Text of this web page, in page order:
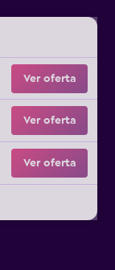
Ver oferta
Ver oferta
Ver oferta